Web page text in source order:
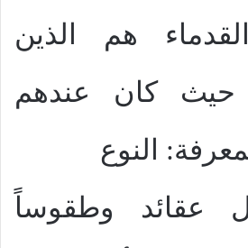
القدماء هم الذين
حيث كان عندهم
النوع
عقائد وطقوساً